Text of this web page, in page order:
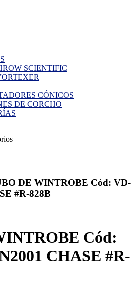
SCIENTIFIC
CÓNICOS
DE CORCHO
DE WINTROBE Cód: VD-
#R-828B
Cód:
CHASE #R-